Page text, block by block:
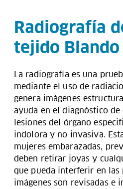
Radiografía
tejido Blando
La radiografía es una
mediante el uso de
genera imágenes
ayuda en el diagnóstico
lesiones del órgano
indolora y no invasiva.
mujeres embarazadas,
deben retirar joyas y
que pueda interferir en las
imágenes son revisadas e